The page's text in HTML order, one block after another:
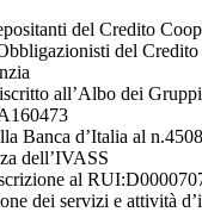
del Credito
del
all’Albo dei
Banca d’Italia al n.4508
dell’IVASS
al
dei servizi e attività